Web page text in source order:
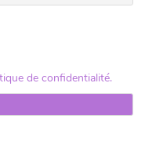
de confidentialité.